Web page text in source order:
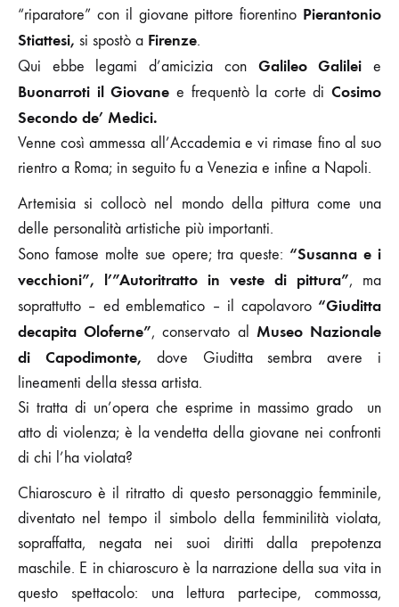
“riparatore” con il giovane pittore fiorentino Pierantonio
Stiattesi, si spostò a Firenze.
Qui ebbe legami d’amicizia con Galileo Galileie
Buonarroti il Giovane e frequentò la corte di Cosimo
Secondo de’ Medici.
Venne così ammessa all’Accademia e vi rimase fino al suo
rientro a Roma; in seguito fu a Venezia e infine a Napoli.
Artemisia si collocò nel mondo della pittura come una
delle personalità artistiche più importanti.
Sono famose molte sue opere; tra queste: “Susanna e i
vecchioni”, l’”Autoritratto in veste di pittura”, ma
soprattutto – ed emblematico – il capolavoro“Giuditta
decapita Oloferne”, conservato al Museo Nazionale
di Capodimonte, dove Giuditta sembra avere i
lineamenti della stessa artista.
Si tratta di un’opera che esprime in massimo grado un
atto di violenza; è la vendetta della giovane nei confronti
di chi l’ha violata?
Chiaroscuro è il ritratto di questo personaggio femminile,
diventato nel tempo il simbolo della femminilità violata,
sopraffatta, negata nei suoi diritti dalla prepotenza
maschile. E in chiaroscuro è la narrazione della sua vita in
questo spettacolo: una lettura partecipe, commossa,